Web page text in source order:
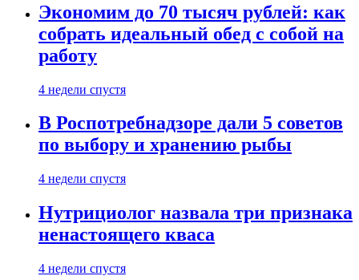
Экономим до 70 тысяч рублей: как
собрать идеальный обед с собой на
работу
4 недели спустя
В Роспотребнадзоре дали 5 советов
по выбору и хранению рыбы
4 недели спустя
Нутрициолог назвала три признака
ненастоящего кваса
4 недели спустя